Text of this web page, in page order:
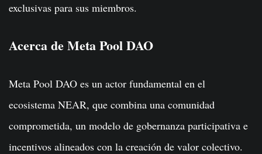
exclusivas para sus miembros.
Acerca de Meta Pool DAO
Meta Pool DAO es un actor fundamental en el
ecosistema NEAR, que combina una comunidad
comprometida, un modelo de gobernanza participativa e
incentivos alineados con la creación de valor colectivo.